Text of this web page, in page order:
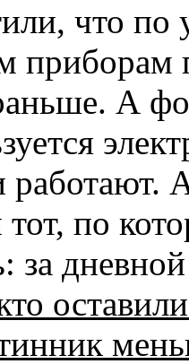
что по
приборам
А
по
за